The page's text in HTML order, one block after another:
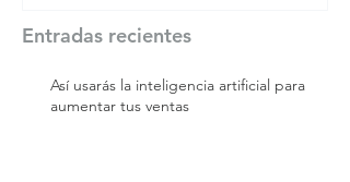
Entradas recientes
Así usarás la inteligencia artificial para
aumentar tus ventas